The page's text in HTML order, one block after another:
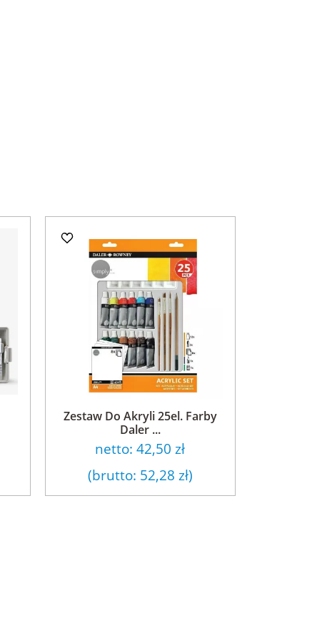
Zestaw Do Akryli 25el. Farby
Daler ...
netto:42,50 zł
(brutto: 52,28 zł)